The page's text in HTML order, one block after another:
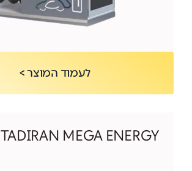
לעמוד המוצר >
TADIRAN MEGA ENERGY